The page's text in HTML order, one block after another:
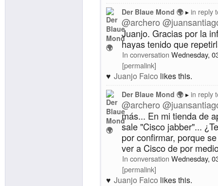
Der Blaue Mond 🌍 in reply
@archero@
Juanjo. Gracias por la
hayas tenido que
In conversation Wednesday,
permalink
Juanjo Faico likes this.
Der Blaue Mond 🌍 in reply
@archero@
más... En mi tienda de
sale "Cisco jabber"...
por confirmar, porque
ver a Cisco de por
In conversation Wednesday,
permalink
Juanjo Faico likes this.